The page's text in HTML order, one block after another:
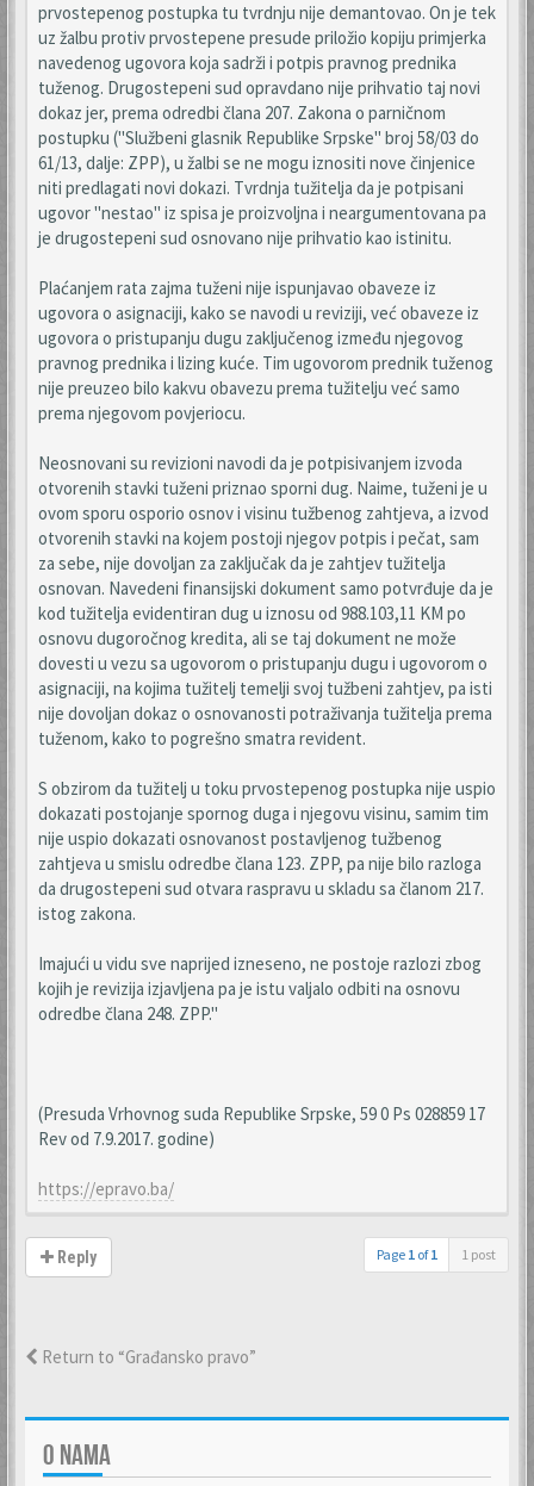
prvostepenog postupka tu tvrdnju nije demantovao. On je tek
uz žalbu protiv prvostepene presude priložio kopiju primjerka
navedenog ugovora koja sadrži i potpis pravnog prednika
tuženog. Drugostepeni sud opravdano nije prihvatio taj novi
dokaz jer, prema odredbi člana 207. Zakona o parničnom
postupku ("Službeni glasnik Republike Srpske" broj 58/03 do
61/13, dalje: ZPP), u žalbi se ne mogu iznositi nove činjenice
niti predlagati novi dokazi. Tvrdnja tužitelja da je potpisani
ugovor "nestao" iz spisa je proizvoljna i neargumentovana pa
je drugostepeni sud osnovano nije prihvatio kao istinitu.
Plaćanjem rata zajma tuženi nije ispunjavao obaveze iz
ugovora o asignaciji, kako se navodi u reviziji, već obaveze iz
ugovora o pristupanju dugu zaključenog između njegovog
pravnog prednika i lizing kuće. Tim ugovorom prednik tuženog
nije preuzeo bilo kakvu obavezu prema tužitelju već samo
prema njegovom povjeriocu.
Neosnovani su revizioni navodi da je potpisivanjem izvoda
otvorenih stavki tuženi priznao sporni dug. Naime, tuženi je u
ovom sporu osporio osnov i visinu tužbenog zahtjeva, a izvod
otvorenih stavki na kojem postoji njegov potpis i pečat, sam
za sebe, nije dovoljan za zaključak da je zahtjev tužitelja
osnovan. Navedeni finansijski dokument samo potvrđuje da je
kod tužitelja evidentiran dug u iznosu od 988.103,11 KM po
osnovu dugoročnog kredita, ali se taj dokument ne može
dovesti u vezu sa ugovorom o pristupanju dugu i ugovorom o
asignaciji, na kojima tužitelj temelji svoj tužbeni zahtjev, pa isti
nije dovoljan dokaz o osnovanosti potraživanja tužitelja prema
tuženom, kako to pogrešno smatra revident.
S obzirom da tužitelj u toku prvostepenog postupka nije uspio
dokazati postojanje spornog duga i njegovu visinu, samim tim
nije uspio dokazati osnovanost postavljenog tužbenog
zahtjeva u smislu odredbe člana 123. ZPP, pa nije bilo razloga
da drugostepeni sud otvara raspravu u skladu sa članom 217.
istog zakona.
Imajući u vidu sve naprijed izneseno, ne postoje razlozi zbog
kojih je revizija izjavljena pa je istu valjalo odbiti na osnovu
odredbe člana 248. ZPP."
(Presuda Vrhovnog suda Republike Srpske, 59 0 Ps 028859 17
Rev od 7.9.2017. godine)
https://epravo.ba/
Reply Page 1 of1 1 post
Return to “Građansko pravo”
O NAMA